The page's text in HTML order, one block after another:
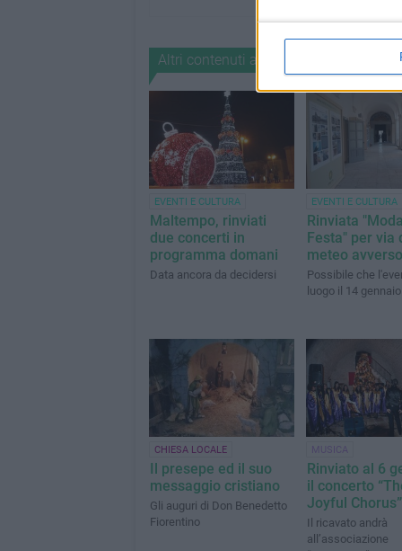
Altri contenuti a tema
EVENTI E CULTURA
Maltempo, rinviati
due concerti in
programma domani
Data ancora da decidersi
EVENTI E CULTURA
Rinviata
Festa" per via
meteo avverso
Possibile che
luogo il 14 gennaio
CHIESA LOCALE
Il presepe ed il suo
messaggio cristiano
Gli auguri di Don Benedetto
Fiorentino
MUSICA
Rinviato al 6
il concerto
Joyful Chorus”
Il ricavato andrà
all’associazione